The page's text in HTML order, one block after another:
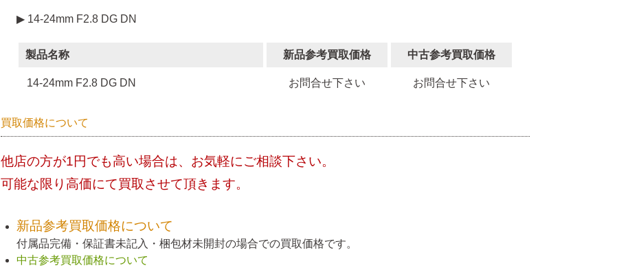
▶ 14-24mm F2.8 DG DN
製品名称 新品参考買取価格 中古参考買取価格
14-24mm F2.8 DG DN お問合せ下さい お問合せ下さい
買取価格について
他店の方が1円でも高い場合は、お気軽にご相談下さい。
可能な限り高価にて買取させて頂きます。
新品参考買取価格について
付属品完備・保証書未記入・梱包材未開封の場合での買取価格です。
中古参考買取価格について